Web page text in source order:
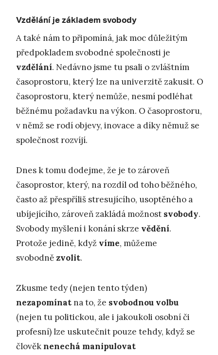
Vzdělání je základem svobody
A také nám to připomíná, jak moc důležitým
předpokladem svobodné společnosti je
vzdělání. Nedávno jsme tu psali o zvláštním
časoprostoru, který lze na univerzitě zakusit. O
časoprostoru, který nemůže, nesmí podléhat
běžnému požadavku na výkon. O časoprostoru,
v němž se rodí objevy, inovace a díky němuž se
společnost rozvíjí.
Dnes k tomu dodejme, že je to zároveň
časoprostor, který, na rozdíl od toho běžného,
často až přespříliš stresujícího, usoptěného a
ubíjejícího, zároveň zakládá možnost svobody.
Svobody myšlení i konání skrze vědění.
Protože jedině, když víme, můžeme
svobodně zvolit.
Zkusme tedy (nejen tento týden)
nezapomínatna to, že svobodnou volbu
(nejen tu politickou, ale i jakoukoli osobní či
profesní) lze uskutečnit pouze tehdy, když se
člověknenechá manipulovat